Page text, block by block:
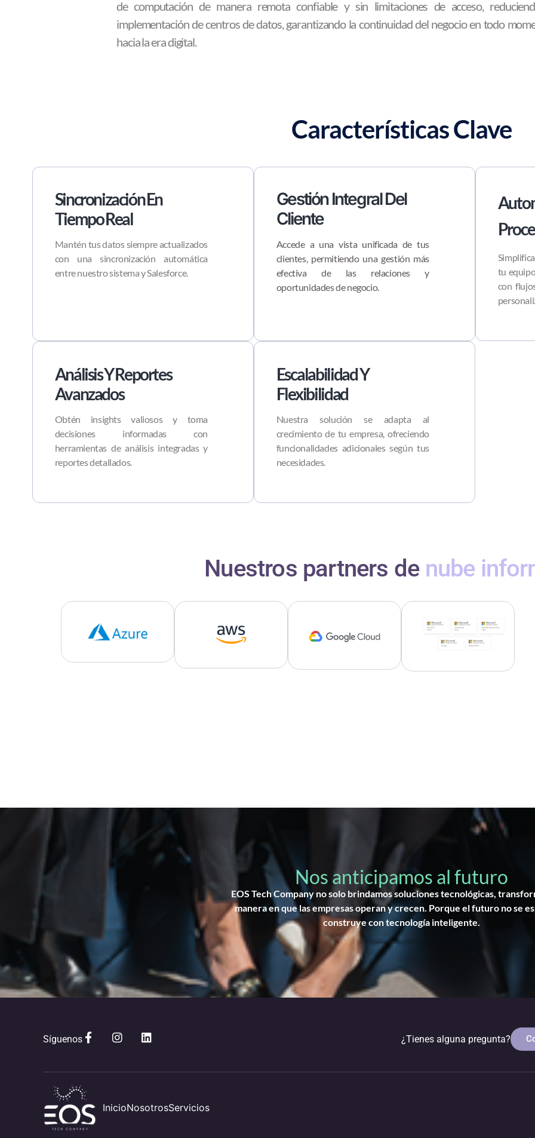
de computación de manera remota confiable y sin limitaciones de acceso,
implementación de centros de datos, garantizando la continuidad del negocio en todo
hacia la era digital.
Características Clave
Sincronización En
Tiempo Real
Mantén tus datos siempre actualizados
con una sincronización automática
entre nuestro sistema y Salesforce.
Gestión Integral Del
Cliente
Accede a una vista unificada de tus
clientes, permitiendo una gestión más
efectiva de las relaciones y
oportunidades de negocio.
tu
con
Análisis Y Reportes
Avanzados
Obtén insights valiosos y toma
decisiones informadas con
herramientas de análisis integradas y
reportes detallados.
Escalabilidad Y
Flexibilidad
Nuestra solución se adapta al
crecimiento de tu empresa, ofreciendo
funcionalidades adicionales según tus
necesidades.
Nuestros partners de nube
Nos anticipamos al futuro
EOS Tech Company no solo brindamos soluciones tecnológicas,
manera en que las empresas operan y crecen. Porque el futuro no se
construye con tecnología inteligente.
Síguenos ¿Tienes alguna pregunta?
InicioNosotrosServicios